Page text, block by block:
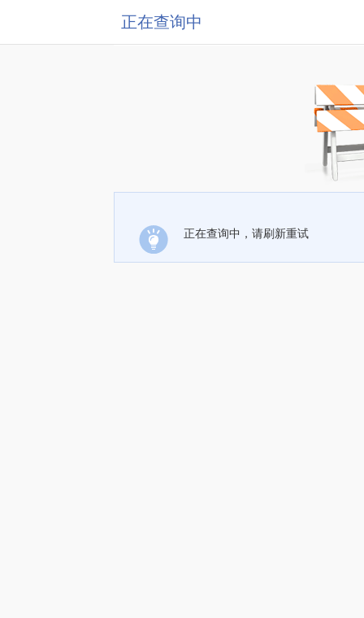
正在查询中
正在查询中，请刷新重试